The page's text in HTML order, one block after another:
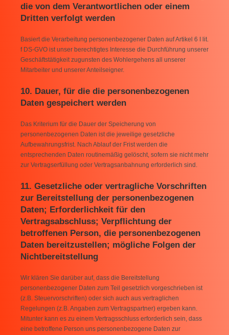
die von dem Verantwortlichen oder einem
Dritten verfolgt werden
Basiert die Verarbeitung personenbezogener Daten auf Artikel 6 I lit.
f DS-GVO ist unser berechtigtes Interesse die Durchführung unserer
Geschäftstätigkeit zugunsten des Wohlergehens all unserer
Mitarbeiter und unserer Anteilseigner.
10. Dauer, für die die personenbezogenen
Daten gespeichert werden
Das Kriterium für die Dauer der Speicherung von
personenbezogenen Daten ist die jeweilige gesetzliche
Aufbewahrungsfrist. Nach Ablauf der Frist werden die
entsprechenden Daten routinemäßig gelöscht, sofern sie nicht mehr
zur Vertragserfüllung oder Vertragsanbahnung erforderlich sind.
11. Gesetzliche oder vertragliche Vorschriften
zur Bereitstellung der personenbezogenen
Daten; Erforderlichkeit für den
Vertragsabschluss; Verpflichtung der
betroffenen Person, die personenbezogenen
Daten bereitzustellen; mögliche Folgen der
Nichtbereitstellung
Wir klären Sie darüber auf, dass die Bereitstellung
personenbezogener Daten zum Teil gesetzlich vorgeschrieben ist
(z.B. Steuervorschriften) oder sich auch aus vertraglichen
Regelungen (z.B. Angaben zum Vertragspartner) ergeben kann.
Mitunter kann es zu einem Vertragsschluss erforderlich sein, dass
eine betroffene Person uns personenbezogene Daten zur